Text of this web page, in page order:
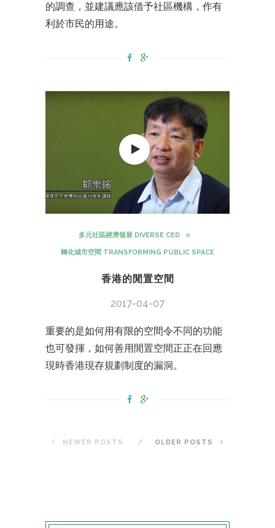
的調查，並建議應該借予社區機構，作有
利於市民的用途。
多元社區經濟發展 DIVERSE CED
轉化城市空間 TRANSFORMING PUBLIC SPACE
香港的閒置空間
2017-04-07
重要的是如何用有限的空間令不同的功能
也可發揮，如何善用閒置空間正正在回應
現時香港現存規劃制度的漏洞。
NEWER POSTS OLDER POSTS